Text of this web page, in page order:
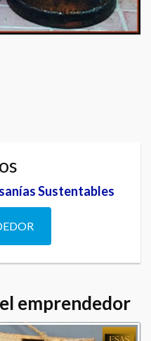
Sustentables
emprendedor